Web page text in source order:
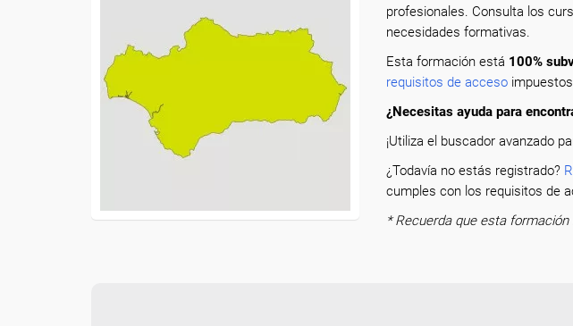
profesionales. Consulta los
necesidades formativas.
Esta formación está 100%
requisitos de acceso
¿Necesitas ayuda para
¡Utiliza el buscador avanzado
¿Todavía no estás registrado?
cumples con los requisitos de
* Recuerda que esta